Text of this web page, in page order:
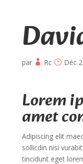
par Rc Déc
Lorem
amet
Adipiscing elit
sollicdin nisi
tincidunt eget